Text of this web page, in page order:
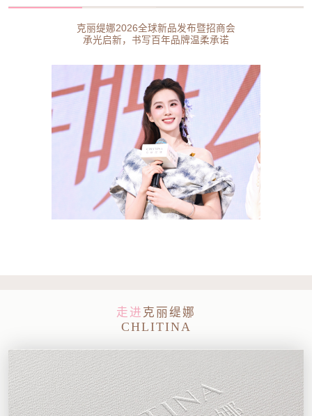
克丽缇娜2026全球新品发布暨招商会
承光启新，书写百年品牌温柔承诺
走进 克丽缇娜
CHLITINA